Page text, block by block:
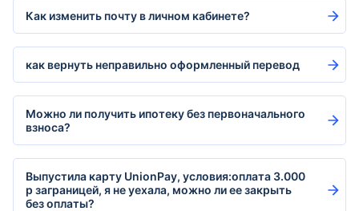
Как изменить почту в личном кабинете?
как вернуть неправильно оформленный перевод
Можно ли получить ипотеку без первоначального
взноса?
Выпустила карту UnionPay, условия:оплата 3.000
р заграницей, я не уехала, можно ли ее закрыть
без оплаты?